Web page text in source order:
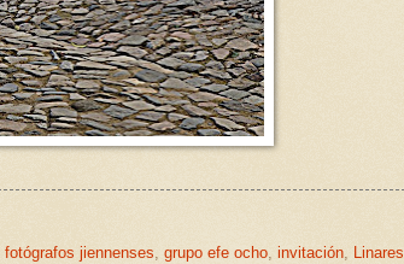
fotógrafos jiennenses, grupo efe ocho, invitación, Linares